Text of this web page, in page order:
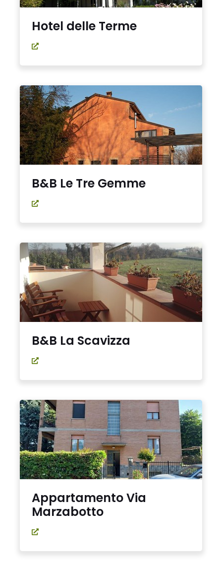
Hotel delle Terme
B&B Le Tre Gemme
B&B La Scavizza
Appartamento Via
Marzabotto